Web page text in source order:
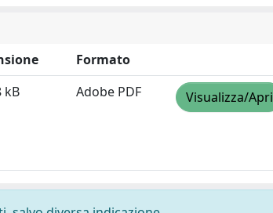
Formato
kB Adobe PDF Visualizza/Apri